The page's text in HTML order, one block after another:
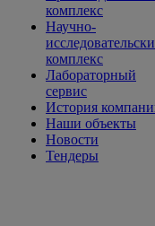
комплекс
Научно-
комплекс
Лабораторный
сервис
История
Наши объекты
Новости
Тендеры